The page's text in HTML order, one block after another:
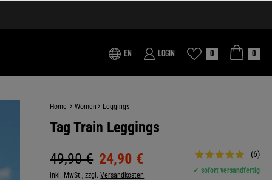
EN Login 0 0
Home Women Leggings
Tag Train Leggings
49,90 € 24,90 €
inkl. MwSt., zzgl.Versandkosten
(6)
✓ sofort versandfertig